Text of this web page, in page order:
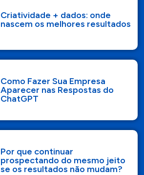
Criatividade + dados: onde
nascem os melhores resultados
Como Fazer Sua Empresa
Aparecer nas Respostas do
ChatGPT
Por que continuar
prospectando do mesmo jeito
se os resultados não mudam?